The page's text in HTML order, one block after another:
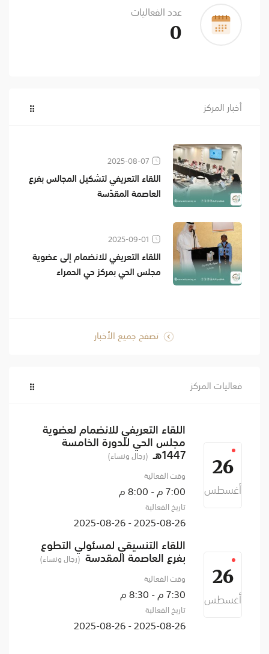
عدد الفعاليات
0
أخبار المركز
2025-08-07
اللقاء التعريفي لتشكيل المجالس بفرع
العاصمة المقدّسة
2025-09-01
اللقاء التعريفي للانضمام إلى عضوية
مجلس الحي بمركز حي الحمراء
تصفح جميع الأخبار
فعاليات المركز
26
أغسطس
اللقاء التعريفي للانضمام لعضوية
مجلس الحي للدورة الخامسة
1447هـ
(رجال ونساء)
وقت الفعالية
7:00 م - 8:00 م
تاريخ الفعالية
2025-08-26 - 2025-08-26
26
أغسطس
اللقاء التنسيقي لمسئولي التطوع
بفرع العاصمة المقدسة(رجال ونساء)
وقت الفعالية
7:30 م - 8:30 م
تاريخ الفعالية
2025-08-26 - 2025-08-26